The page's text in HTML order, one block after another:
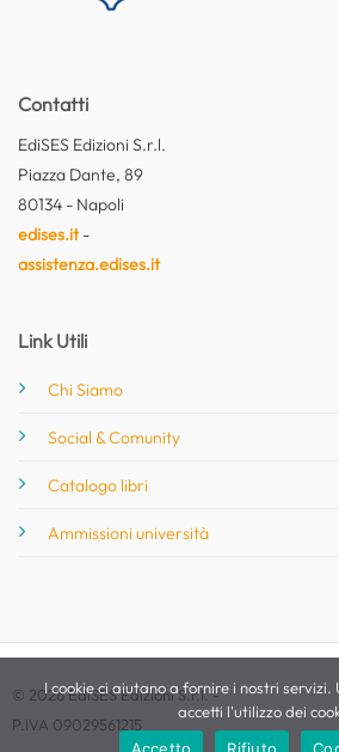
Contatti
EdiSES Edizioni S.r.l.
Piazza Dante, 89
80134 - Napoli
edises.it-
assistenza.edises.it
Link Utili
Chi Siamo
Social & Comunity
Catalogo libri
Ammissioni università
© 2026 EdiSES Edizioni S.r.l. -
P.IVA 09029561215
I cookie ci aiutano a fornire i nostri servizi.
accetti l'utilizzo dei